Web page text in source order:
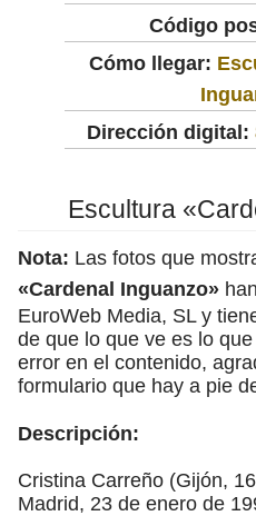
Código
Cómo llegar:
Dirección digital:
Escultura
Nota: Las fotos que
«Cardenal Inguanzo»
EuroWeb Media, SL y
de que lo que ve es lo
error en el contenido,
formulario que hay a pie
Descripción:
Cristina Carreño (Gijón,
Madrid, 23 de enero de